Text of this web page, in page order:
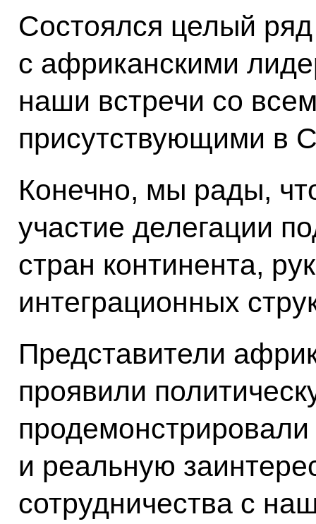
Состоялся целый ряд
с африканскими
наши встречи со
присутствующими в
Конечно, мы рады,
участие делегации
стран континента,
интеграционных
Представители
проявили
и реальную
сотрудничества с